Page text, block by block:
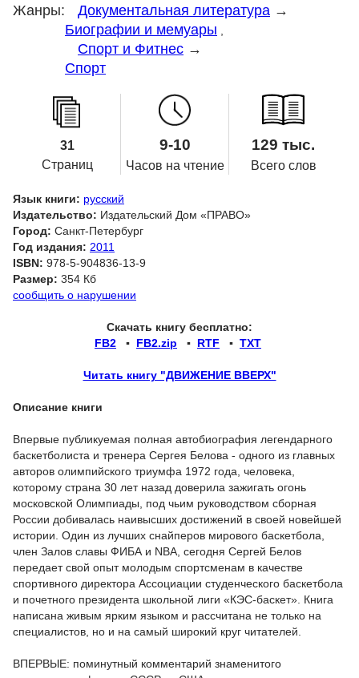
Жанры: Документальная литература →
Биографии и мемуары
Спорт и Фитнес →
Спорт
31
Страниц
9-10
Часов на чтение
129 тыс.
Всего слов
Язык книги: русский
Издательство: Издательский Дом «ПРАВО»
Город: Санкт-Петербург
Год издания: 2011
ISBN: 978-5-904836-13-9
Размер: 354 Кб
сообщить о нарушении
Скачать книгу бесплатно:
FB2 ▪ FB2.zip ▪ RTF ▪ TXT
Читать книгу "ДВИЖЕНИЕ ВВЕРХ"
Описание книги
Впервые публикуемая полная автобиография легендарного
баскетболиста и тренера Сергея Белова - одного из главных
авторов олимпийского триумфа 1972 года, человека,
которому страна 30 лет назад доверила зажигать огонь
московской Олимпиады, под чьим руководством сборная
России добивалась наивысших достижений в своей новейшей
истории. Один из лучших снайперов мирового баскетбола,
член Залов славы ФИБА и NBA, сегодня Сергей Белов
передает свой опыт молодым спортсменам в качестве
спортивного директора Ассоциации студенческого баскетбола
и почетного президента школьной лиги «КЭС-баскет». Книга
написана живым ярким языком и рассчитана не только на
специалистов, но и на самый широкий круг читателей.
ВПЕРВЫЕ: поминутный комментарий знаменитого